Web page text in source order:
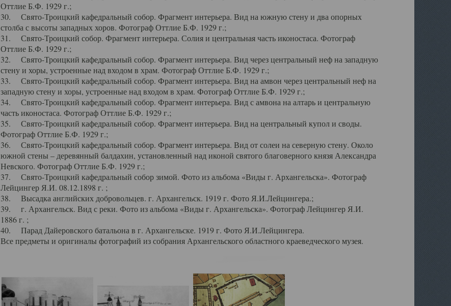
Оттлие Б.Ф. 1929 г.;
30. Свято-Троицкий кафедральный собор. Фрагмент интерьера. Вид на южную стену и два опорных
столба с высоты западных хоров. Фотограф Оттлие Б.Ф. 1929 г.;
31. Свято-Троицкий собор. Фрагмент интерьера. Солия и центральная часть иконостаса. Фотограф
Оттлие Б.Ф. 1929 г.;
32. Свято-Троицкий кафедральный собор. Фрагмент интерьера. Вид через центральный неф на западную
стену и хоры, устроенные над входом в храм. Фотограф Оттлие Б.Ф. 1929 г.;
33. Свято-Троицкий кафедральный собор. Фрагмент интерьера. Вид на амвон через центральный неф на
западную стену и хоры, устроенные над входом в храм. Фотограф Оттлие Б.Ф. 1929 г.;
34. Свято-Троицкий кафедральный собор. Фрагмент интерьера. Вид с амвона на алтарь и центральную
часть иконостаса. Фотограф Оттлие Б.Ф. 1929 г.;
35. Свято-Троицкий кафедральный собор. Фрагмент интерьера. Вид на центральный купол и своды.
Фотограф Оттлие Б.Ф. 1929 г.;
36. Свято-Троицкий кафедральный собор. Фрагмент интерьера. Вид от солеи на северную стену. Около
южной стены – деревянный балдахин, установленный над иконой святого благоверного князя Александра
Невского. Фотограф Оттлие Б.Ф. 1929 г.;
37. Свято-Троицкий кафедральный собор зимой. Фото из альбома «Виды г. Архангельска». Фотограф
Лейцингер Я.И. 08.12.1898 г. ;
38. Высадка английских добровольцев. г. Архангельск. 1919 г. Фото Я.И.Лейцингера.;
39. г. Архангельск. Вид с реки. Фото из альбома «Виды г. Архангельска». Фотограф Лейцингер Я.И.
1886 г. ;
40. Парад Дайеровского батальона в г. Архангельске. 1919 г. Фото Я.И.Лейцингера.
Все предметы и оригиналы фотографий из собрания Архангельского областного краеведческого музея.